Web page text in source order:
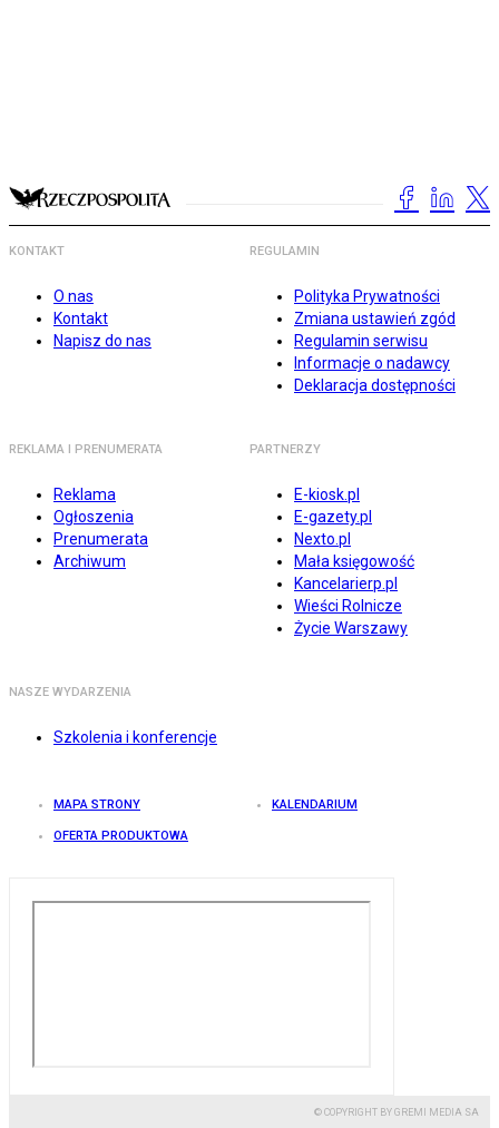
KONTAKT
O nas
Kontakt
Napisz do nas
REGULAMIN
Polityka Prywatności
Zmiana ustawień zgód
Regulamin serwisu
Informacje o nadawcy
Deklaracja dostępności
REKLAMA I PRENUMERATA
Reklama
Ogłoszenia
Prenumerata
Archiwum
PARTNERZY
E-kiosk.pl
E-gazety.pl
Nexto.pl
Mała księgowość
Kancelarierp.pl
Wieści Rolnicze
Życie Warszawy
NASZE WYDARZENIA
Szkolenia i konferencje
MAPA STRONY KALENDARIUM
OFERTA PRODUKTOWA
© COPYRIGHT BY GREMI MEDIA SA